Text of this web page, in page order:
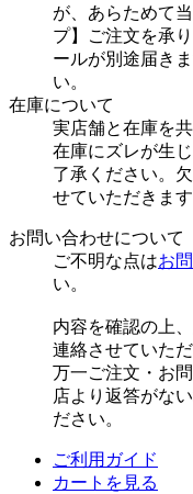
が、あらためて
プ】ご注文を承
ールが別途届き
い。
在庫について
実店舗と在庫を
在庫にズレが生
了承ください。
せていただきます
お問い合わせについて
ご不明な点はお
い。
内容を確認の上
連絡させていただ
万一ご注文・お
店より返答がな
ださい。
ご利用ガイド
カートを見る